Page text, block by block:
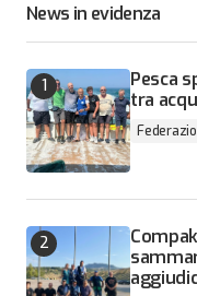
News in evidenza
Pesca
tra